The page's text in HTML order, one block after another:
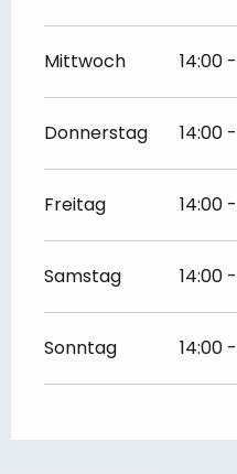
Mittwoch 14:00
Donnerstag 14:00
Freitag 14:00
Samstag 14:00
Sonntag 14:00